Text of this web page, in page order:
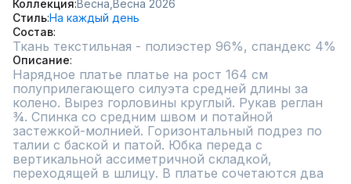
Коллекция Весна, Весна 2026
СтильНа каждый день
Состав
Ткань текстильная - полиэстер 96%, спандекс 4%
Описание
Нарядное платье платье на рост 164 см
полуприлегающего силуэта средней длины за
колено. Вырез горловины круглый. Рукав реглан
¾. Спинка со средним швом и потайной
застежкой-молнией. Горизонтальный подрез по
талии с баской и патой. Юбка переда с
вертикальной ассиметричной складкой,
переходящей в шлицу. В платье сочетаются два